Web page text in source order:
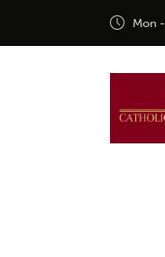
Mon